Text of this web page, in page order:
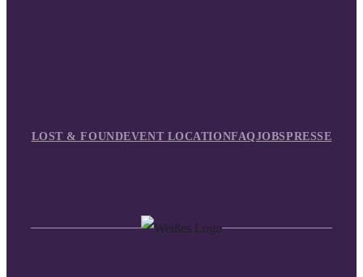
LOST & FOUNDEVENT LOCATIONFAQJOBSPRESSE